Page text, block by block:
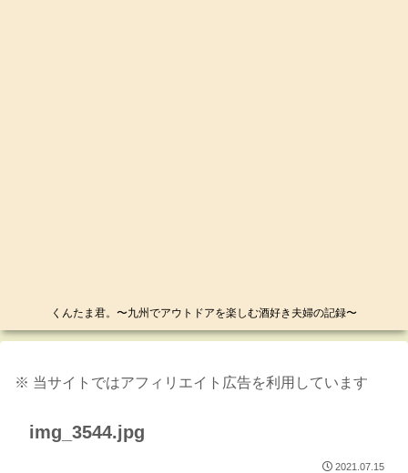
くんたま君。〜九州でアウトドアを楽しむ酒好き夫婦の記録〜
※ 当サイトではアフィリエイト広告を利用しています
img_3544.jpg
2021.07.15